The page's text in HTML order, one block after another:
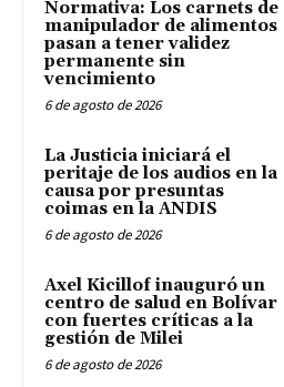
Normativa: Los carnets de
manipulador de alimentos
pasan a tener validez
permanente sin
vencimiento
6 de agosto de 2026
La Justicia iniciará el
peritaje de los audios en la
causa por presuntas
coimas en la ANDIS
6 de agosto de 2026
Axel Kicillof inauguró un
centro de salud en Bolívar
con fuertes críticas a la
gestión de Milei
6 de agosto de 2026